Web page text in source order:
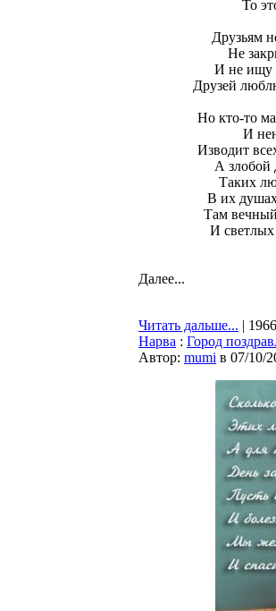
То
Друзьям
Не
И не ищу
Друзей
Но кто-то
И
Изводит
А злобой
Таких
В их душах
Там
И светлых
Далее...
Читать дальше... |
Нарва : Город
Автор: mumi в 07/10/